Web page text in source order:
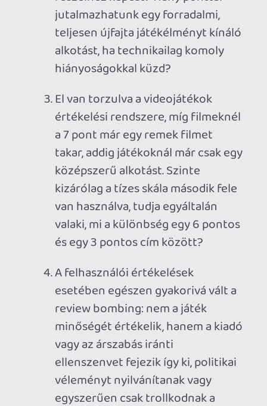
a szakma ész nélkül szórja valamire a
10/10-es értékeléseket, akkor minden
bizonnyal egy mesterművet
üdvözülhetünk a képében és újra
megtapasztalhatom a szórakoztatás eme
formájának éppen elérhető maximumát.
Egyszerűen túl rövid az életem és túl
kevés a szabadidőm ahhoz, hogy
középszerű, egysíkú "időkitöltőkkel"
rövidítsem azt meg és mivel nem
"zabálom" a videojátékokat, a polcomon
félbehagyott minőségi címek, még ha
egy részük már több éves, vagy akár több
generációval ezelőtti is. Mégis hamarabb
indítok el egy kiemelkedő, régebbi
klasszikust, hogy a limitált szabadidőmet
velük töltsem el, vagy újrázok egy
felejthetetlen tízpertízest.
Nektek mi a véleménytek a pontozásról?